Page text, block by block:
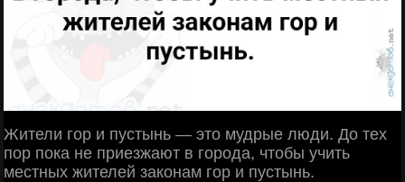
Жители гор и пустынь — это мудрые люди. До тех
пор пока не приезжают в города, чтобы учить
местных жителей законам гор и пустынь.